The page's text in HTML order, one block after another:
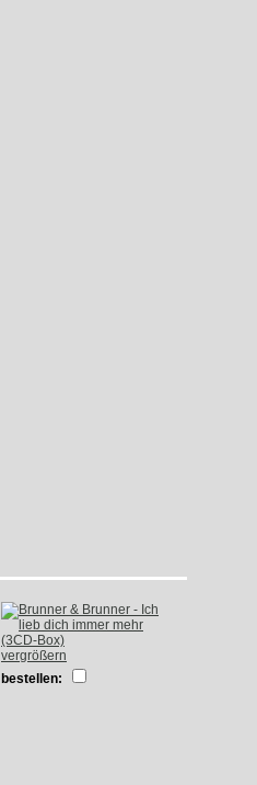
vergrößern
bestellen: